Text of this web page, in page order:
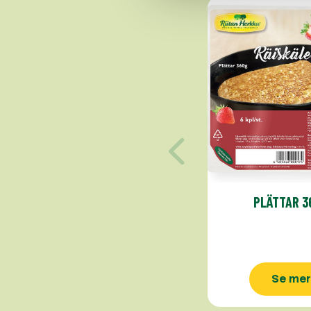
PLÄTTAR
Se mer